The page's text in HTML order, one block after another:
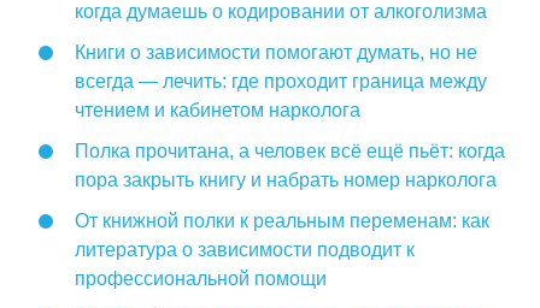
когда думаешь о кодировании от алкоголизма
Книги о зависимости помогают думать, но не
всегда — лечить: где проходит граница между
чтением и кабинетом нарколога
Полка прочитана, а человек всё ещё пьёт: когда
пора закрыть книгу и набрать номер нарколога
От книжной полки к реальным переменам: как
литература о зависимости подводит к
профессиональной помощи